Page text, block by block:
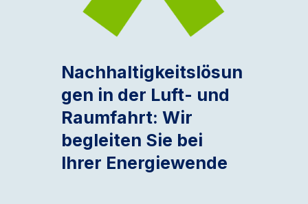
Nachhaltigkeitslösun
gen in der Luft- und
Raumfahrt: Wir
begleiten Sie bei
Ihrer Energiewende